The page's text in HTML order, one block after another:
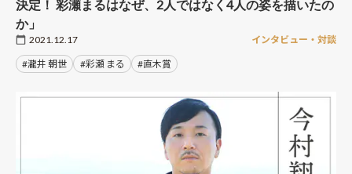
決定！ 彩瀬まるはなぜ、2人ではなく4人の姿を描いたの
か」
2021.12.17 インタビュー・対談
#瀧井 朝世 #彩瀬 まる #直木賞